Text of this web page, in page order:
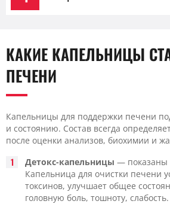
КАКИЕ КАПЕЛЬНИЦЫ
ПЕЧЕНИ
Капельницы для поддержки печени
и состоянию. Состав всегда
после оценки анализов, биохимии и
Детокс-капельницы — показаны
Капельница для очистки печени
токсинов, улучшает общее
головную боль, тошноту, слабость.